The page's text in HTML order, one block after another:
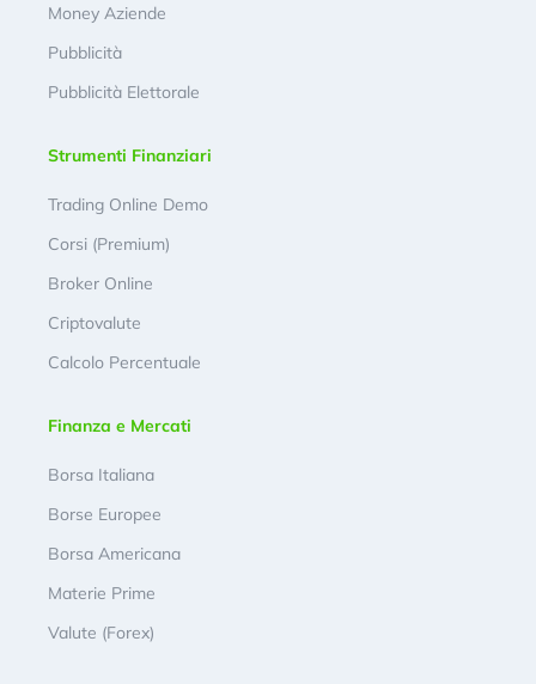
Money Aziende
Pubblicità
Pubblicità Elettorale
Strumenti Finanziari
Trading Online Demo
Corsi (Premium)
Broker Online
Criptovalute
Calcolo Percentuale
Finanza e Mercati
Borsa Italiana
Borse Europee
Borsa Americana
Materie Prime
Valute (Forex)